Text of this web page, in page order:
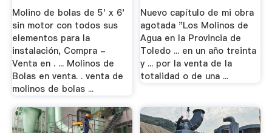
Molino de bolas de 5' x 6'
sin motor con todos sus
elementos para la
instalación, Compra -
Venta en . ... Molinos de
Bolas en venta. . venta de
molinos de bolas ...
Nuevo capítulo de mi obra
agotada "Los Molinos de
Agua en la Provincia de
Toledo ... en un año treinta
y ... por la venta de la
totalidad o de una ...